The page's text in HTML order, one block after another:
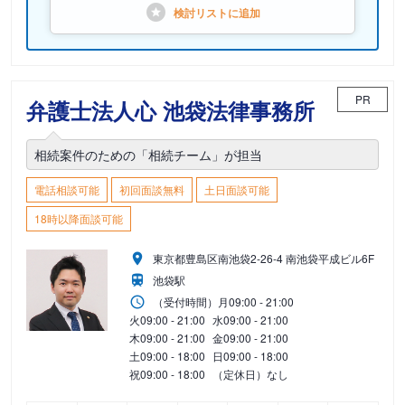
検討リストに追加
弁護士法人心 池袋法律事務所 PR
相続案件のための「相続チーム」が担当
電話相談可能 初回面談無料
土日面談可能
18時以降面談可能
東京都豊島区南池袋2-26-4 南池袋平成ビル6F
池袋駅
（受付時間） 月09:00 - 21:00
火09:00 - 21:00 水09:00 - 21:00
木09:00 - 21:00 金09:00 - 21:00
土09:00 - 18:00 日09:00 - 18:00
祝09:00 - 18:00 （定休日）なし